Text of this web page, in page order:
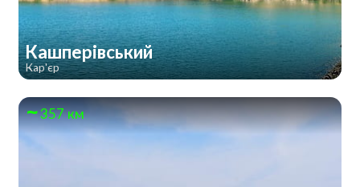
Кашперівський
Кар'єр
357 км